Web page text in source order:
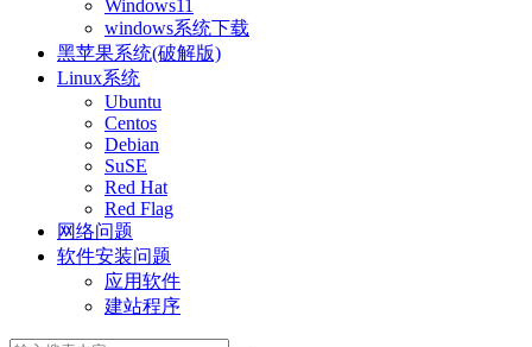
Windows11
windows系统下载
黑苹果系统(破解版)
Linux系统
Ubuntu
Centos
Debian
SuSE
Red Hat
Red Flag
网络问题
软件安装问题
应用软件
建站程序